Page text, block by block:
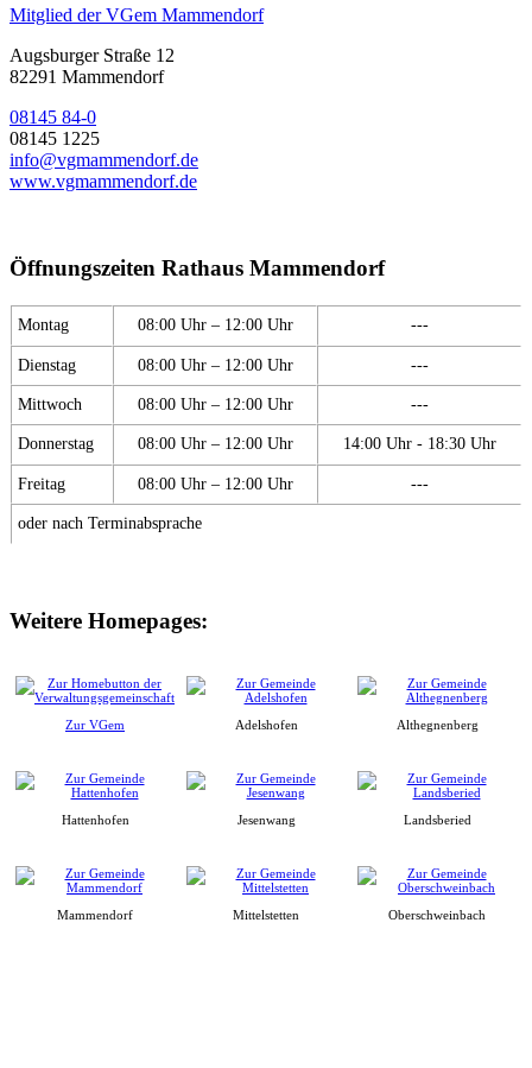
Mitglied der VGem Mammendorf
Augsburger Straße 12
82291 Mammendorf
08145 84-0
08145 1225
info@vgmammendorf.de
www.vgmammendorf.de
Öffnungszeiten Rathaus Mammendorf
Montag 08:00 Uhr – 12:00 Uhr ---
Dienstag 08:00 Uhr – 12:00 Uhr ---
Mittwoch 08:00 Uhr – 12:00 Uhr ---
Donnerstag 08:00 Uhr – 12:00 Uhr 14:00 Uhr - 18:30 Uhr
Freitag 08:00 Uhr – 12:00 Uhr ---
oder nach Terminabsprache
Weitere Homepages:
Zur VGem Adelshofen Althegnenberg
Hattenhofen Jesenwang Landsberied
Mammendorf Mittelstetten Oberschweinbach